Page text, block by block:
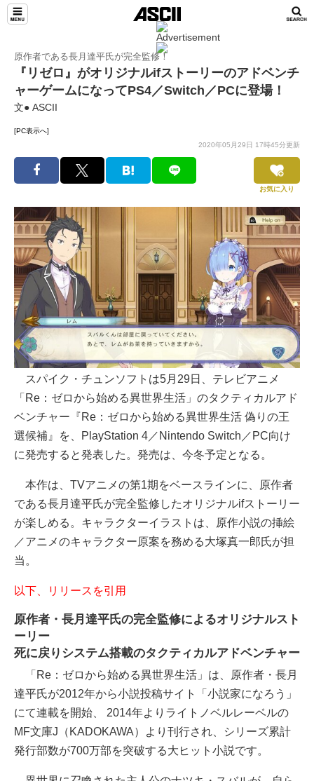
原作者である長月達平氏が完全監修！
『リゼロ』がオリジナルifストーリーのアドベンチ
ャーゲームになってPS4／Switch／PCに登場！
文● ASCII
[PC表示へ]
2020年05月29日 17時45分更新
お気に入り
スパイク・チュンソフトは5月29日、テレビアニメ
「Re：ゼロから始める異世界生活」のタクティカルアド
ベンチャー『Re：ゼロから始める異世界生活 偽りの王
選候補』を、PlayStation 4／Nintendo Switch／PC向け
に発売すると発表した。発売は、今冬予定となる。
本作は、TVアニメの第1期をベースラインに、原作者
である長月達平氏が完全監修したオリジナルifストーリー
が楽しめる。キャラクターイラストは、原作小説の挿絵
／アニメのキャラクター原案を務める大塚真一郎氏が担
当。
以下、リリースを引用
原作者・長月達平氏の完全監修によるオリジナルスト
ーリー
死に戻りシステム搭載のタクティカルアドベンチャー
「Re：ゼロから始める異世界生活」は、原作者・長月
達平氏が2012年から小説投稿サイト「小説家になろう」
にて連載を開始、 2014年よりライトノベルレーベルの
MF文庫J（KADOKAWA）より刊行され、シリーズ累計
発行部数が700万部を突破する大ヒット小説です。